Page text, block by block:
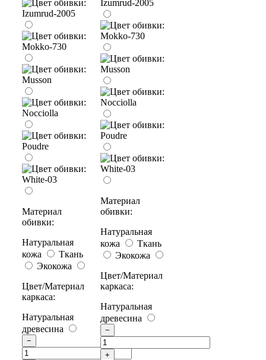
Материал
обивки:
Натуральная
кожа
Ткань
Экокожа
Цвет/Материал
каркаса:
Натуральная
древесина
−
Материал
обивки:
Натуральная
кожа
Ткань
Экокожа
Цвет/Материал
каркаса:
Натуральная
древесина
−
+